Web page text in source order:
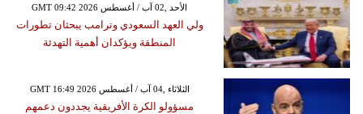
GMT 09:42 2026 الأحد ,02 آب / أغسطس
ولي العهد السعودي وترامب يبحثان تطورات
المنطقة ويؤكدان أهمية التهدئة
GMT 16:49 2026 الثلاثاء ,04 آب / أغسطس
مسؤولو الكرة الأفريقية يجددون دعمهم